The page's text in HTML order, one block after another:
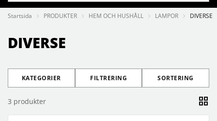
Startsida PRODUKTER HEM OCH HUSHÅLL LAMPOR DIVERSE
DIVERSE
KATEGORIER FILTRERING SORTERING
3 produkter